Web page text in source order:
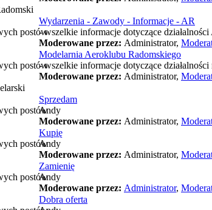
Wydarzenia - Zawody - Informacje - AR
- wszelkie informacje dotyczące
Moderowane przez: Administrator,
Modelarnia Aeroklubu Radomskiego
- wszelkie informacje dotyczące działalności
Moderowane przez: Administrator,
Sprzedam
Andy
Moderowane przez: Administrator,
Kupię
Andy
Moderowane przez: Administrator,
Zamienię
Andy
Moderowane przez: Administrator,
Dobra oferta